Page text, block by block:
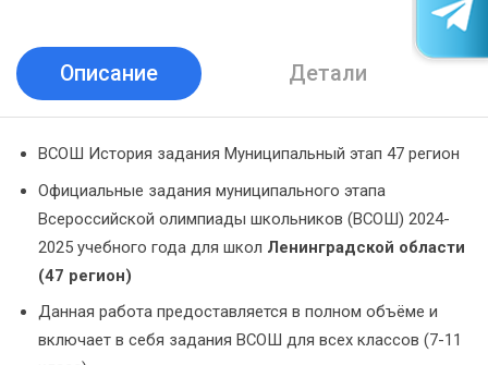
Описание Детали
ВСОШ История задания Муниципальный этап 47 регион
Официальные задания муниципального этапа
Всероссийской олимпиады школьников (ВСОШ) 2024-
2025 учебного года для школ Ленинградской области
(47 регион)
Данная работа предоставляется в полном объёме и
включает в себя задания ВСОШ для всех классов (7-11